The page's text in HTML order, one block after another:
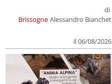
Brissogne
di
Alessandro Bianchet
il 06/08/2026